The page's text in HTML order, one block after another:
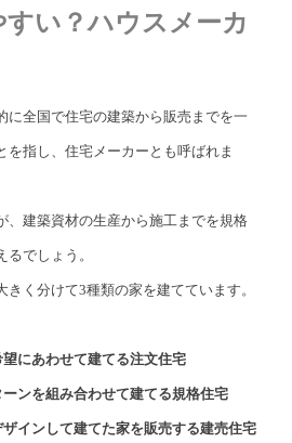
い？ハウスメーカ
に全国で住宅の建築から販売までを一
を指し、住宅メーカーとも呼ばれま
、建築資材の生産から施工までを規格
でしょう。
きく分けて3種類の家を建てています。
にあわせて建てる注文住宅
ンを組み合わせて建てる規格住宅
インして建てた家を販売する建売住宅